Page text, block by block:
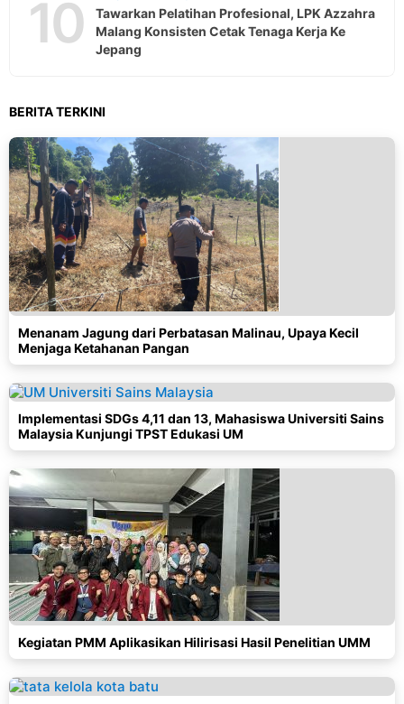
10
Tawarkan Pelatihan Profesional, LPK Azzahra
Malang Konsisten Cetak Tenaga Kerja Ke
Jepang
BERITA TERKINI
Menanam Jagung dari Perbatasan Malinau, Upaya Kecil
Menjaga Ketahanan Pangan
Implementasi SDGs 4,11 dan 13, Mahasiswa Universiti Sains
Malaysia Kunjungi TPST Edukasi UM
Kegiatan PMM Aplikasikan Hilirisasi Hasil Penelitian UMM